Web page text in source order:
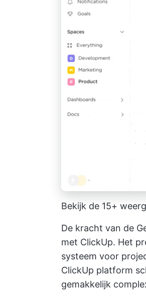
Bekijk de 15+
De kracht van de
met ClickUp. Het
systeem voor
ClickUp platform
gemakkelijk